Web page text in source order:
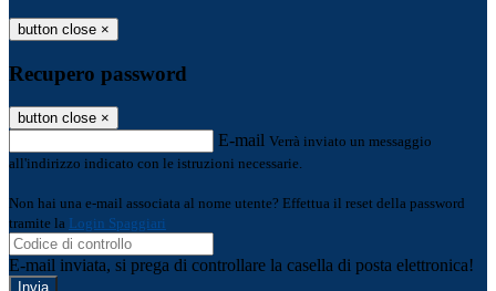
button close ×
Recupero password
button close ×
E-mail Verrà inviato un messaggio
all'indirizzo indicato con le istruzioni necessarie.
Non hai una e-mail associata al nome utente? Effettua il reset della password
tramite la Login Spaggiari
E-mail inviata, si prega di controllare la casella di posta elettronica!